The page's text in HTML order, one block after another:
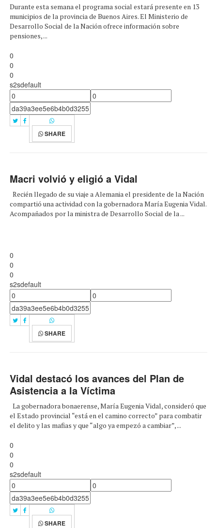
Durante esta semana el programa social estará presente en 13
municipios de la provincia de Buenos Aires. El Ministerio de
Desarrollo Social de la Nación ofrece información sobre
pensiones, ...
0
0
0
s2sdefault
SHARE
Macri volvió y eligió a Vidal
Recién llegado de su viaje a Alemania el presidente de la Nación
compartió una actividad con la gobernadora María Eugenia Vidal.
Acompañados por la ministra de Desarrollo Social de la ...
0
0
0
s2sdefault
SHARE
Vidal destacó los avances del Plan de
Asistencia a la Víctima
La gobernadora bonaerense, María Eugenia Vidal, consideró que
el Estado provincial “está en el camino correcto” para combatir
el delito y las mafias y que “algo ya empezó a cambiar”, ...
0
0
0
s2sdefault
SHARE